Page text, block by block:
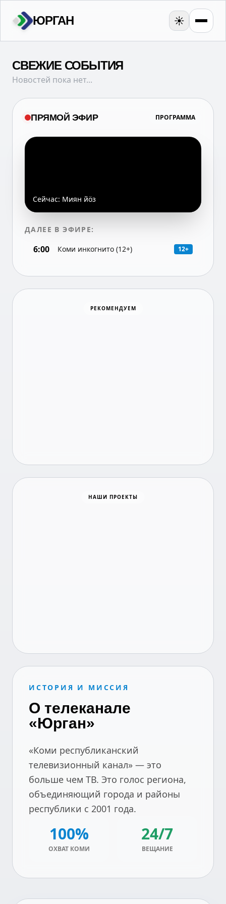
ЮРГАН ☀️
СВЕЖИЕ СОБЫТИЯ
Новостей пока нет...
ПРЯМОЙ ЭФИР ПРОГРАММА
Сейчас: Миян йöз
ДАЛЕЕ В ЭФИРЕ:
6:00 Коми инкогнито (12+) 12+
РЕКОМЕНДУЕМ
Хоккей
НАШИ ПРОЕКТЫ
Время новостей
ИСТОРИЯ И МИССИЯ
О телеканале
«Юрган»
«Коми республиканский
телевизионный канал» — это
больше чем ТВ. Это голос региона,
объединяющий города и районы
республики с 2001 года.
100%
ОХВАТ КОМИ
24/7
ВЕЩАНИЕ